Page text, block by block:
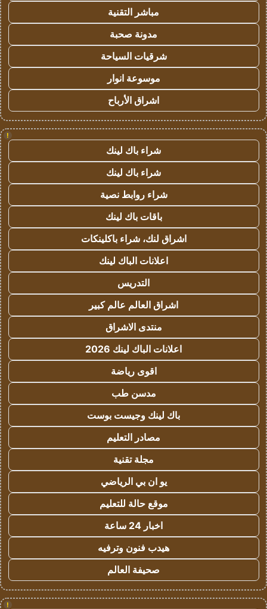
مباشر التقنية
مدونة صحبة
شرقيات السياحة
موسوعة انوار
اشراق الأرباح
!
شراء باك لينك
شراء باك لينك
شراء روابط نصية
باقات باك لينك
اشراق لنك، شراء باكلينكات
اعلانات الباك لينك
التدريس
اشراق العالم عالم كبير
منتدى الاشراق
اعلانات الباك لينك 2026
اقوى رياضة
مدسن طب
باك لينك وجيست بوست
مصادر التعليم
مجلة تقنية
يو ان بي الرياضي
موقع حالة للتعليم
اخبار 24 ساعة
هيدب فنون وترفيه
صحيفة العالم
!